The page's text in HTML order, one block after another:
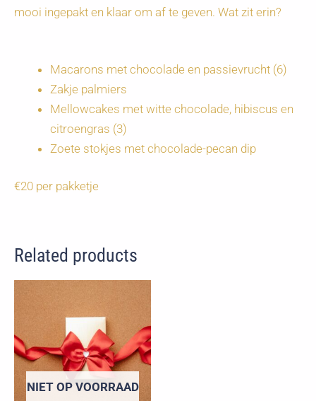
mooi ingepakt en klaar om af te geven. Wat zit erin?
Macarons met chocolade en passievrucht (6)
Zakje palmiers
Mellowcakes met witte chocolade, hibiscus en
citroengras (3)
Zoete stokjes met chocolade-pecan dip
€20 per pakketje
Related products
NIET OP VOORRAAD